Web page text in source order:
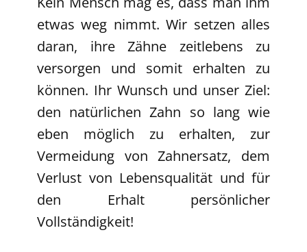
etwas weg nimmt. Wir setzen alles
daran, ihre Zähne zeitlebens zu
versorgen und somit erhalten zu
können. Ihr Wunsch und unser Ziel:
den natürlichen Zahn so lang wie
eben möglich zu erhalten, zur
Vermeidung von Zahnersatz, dem
Verlust von Lebensqualität und für
den Erhalt persönlicher
Vollständigkeit!